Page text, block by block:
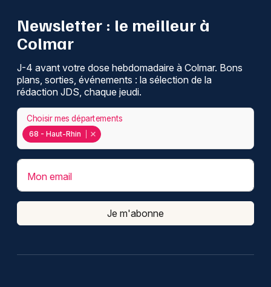
Newsletter : le meilleur à
Colmar
J-4 avant votre dose hebdomadaire à Colmar. Bons
plans, sorties, événements : la sélection de la
rédaction JDS, chaque jeudi.
68 - Haut-Rhin
Choisir mes départements
Mon email
Je m'abonne